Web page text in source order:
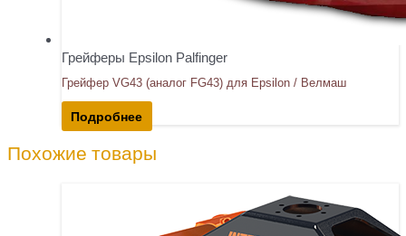
Грейферы Epsilon Palfinger
Грейфер VG43 (аналог FG43) для Epsilon / Велмаш
Подробнее
Похожие товары